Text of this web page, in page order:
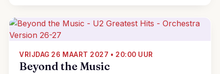
VRIJDAG 26 MAART 2027 • 20:00 UUR
Beyond the Music